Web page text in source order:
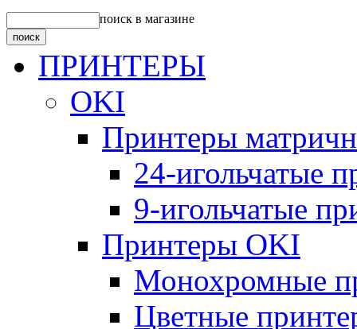
поиск в магазине
ПРИНТЕРЫ
OKI
Принтеры
24-игольчатые
9-игольчатые
Принтеры OKI
Монохромные
Цветные